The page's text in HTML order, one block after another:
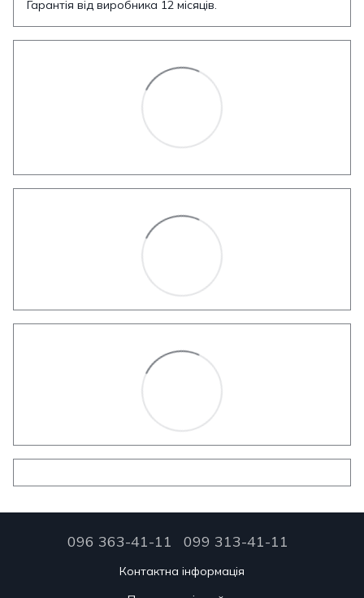
Гарантія від виробника 12 місяців.
096 363-41-11 099 313-41-11
Контактна інформація